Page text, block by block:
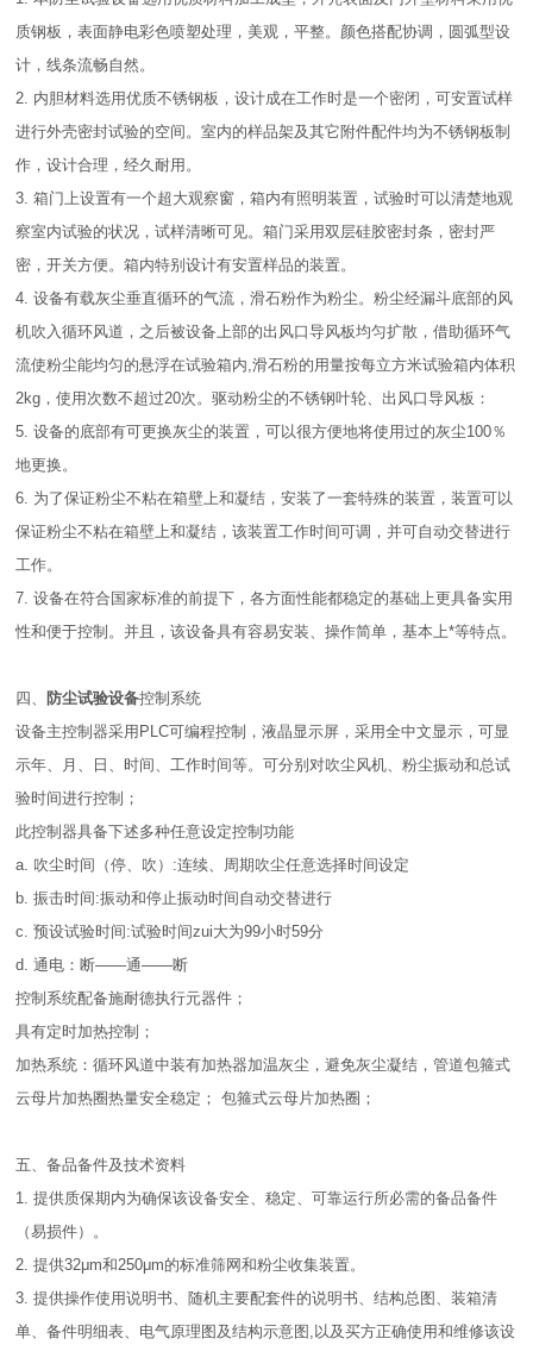
质钢板，表面静电彩色喷塑处理，美观，平整。颜色搭配协调，圆弧型设
计，线条流畅自然。
2. 内胆材料选用优质不锈钢板，设计成在工作时是一个密闭，可安置试样
进行外壳密封试验的空间。室内的样品架及其它附件配件均为不锈钢板制
作，设计合理，经久耐用。
3. 箱门上设置有一个超大观察窗，箱内有照明装置，试验时可以清楚地观
察室内试验的状况，试样清晰可见。箱门采用双层硅胶密封条，密封严
密，开关方便。箱内特别设计有安置样品的装置。
4. 设备有载灰尘垂直循环的气流，滑石粉作为粉尘。粉尘经漏斗底部的风
机吹入循环风道，之后被设备上部的出风口导风板均匀扩散，借助循环气
流使粉尘能均匀的悬浮在试验箱内,滑石粉的用量按每立方米试验箱内体积
2kg，使用次数不超过20次。驱动粉尘的不锈钢叶轮、出风口导风板：
5. 设备的底部有可更换灰尘的装置，可以很方便地将使用过的灰尘100％
地更换。
6. 为了保证粉尘不粘在箱壁上和凝结，安装了一套特殊的装置，装置可以
保证粉尘不粘在箱壁上和凝结，该装置工作时间可调，并可自动交替进行
工作。
7. 设备在符合国家标准的前提下，各方面性能都稳定的基础上更具备实用
性和便于控制。并且，该设备具有容易安装、操作简单，基本上*等特点。
四、 防尘试验设备控制系统
设备主控制器采用PLC可编程控制，液晶显示屏，采用全中文显示，可显
示年、月、日、时间、工作时间等。可分别对吹尘风机、粉尘振动和总试
验时间进行控制；
此控制器具备下述多种任意设定控制功能
a. 吹尘时间（停、吹）:连续、周期吹尘任意选择时间设定
b. 振击时间:振动和停止振动时间自动交替进行
c. 预设试验时间:试验时间zui大为99小时59分
d. 通电：断——通——断
控制系统配备施耐德执行元器件；
具有定时加热控制；
加热系统：循环风道中装有加热器加温灰尘，避免灰尘凝结，管道包箍式
云母片加热圈热量安全稳定； 包箍式云母片加热圈；
五、备品备件及技术资料
1. 提供质保期内为确保该设备安全、稳定、可靠运行所必需的备品备件
（易损件）。
2. 提供32μm和250μm的标准筛网和粉尘收集装置。
3. 提供操作使用说明书、随机主要配套件的说明书、结构总图、装箱清
单、备件明细表、电气原理图及结构示意图,以及买方正确使用和维修该设